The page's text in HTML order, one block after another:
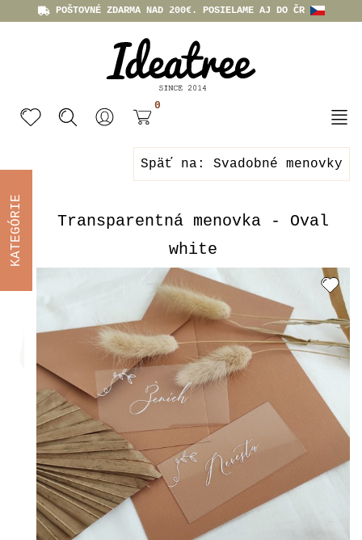
POŠTOVNÉ ZDARMA NAD 200€. POSIELAME AJ DO ČR
0
Späť na: Svadobné menovky
Transparentná menovka - Oval
white
KATEGÓRIE